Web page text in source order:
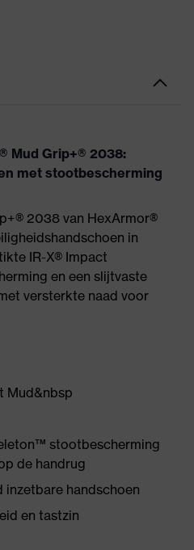
Mud Grip+® 2038:
met stootbescherming
2038 van HexArmor®
in
IR-X® Impact
en een slijtvaste
versterkte naad voor
Mud&nbsp
stootbescherming
de handrug
handschoen
en tastzin